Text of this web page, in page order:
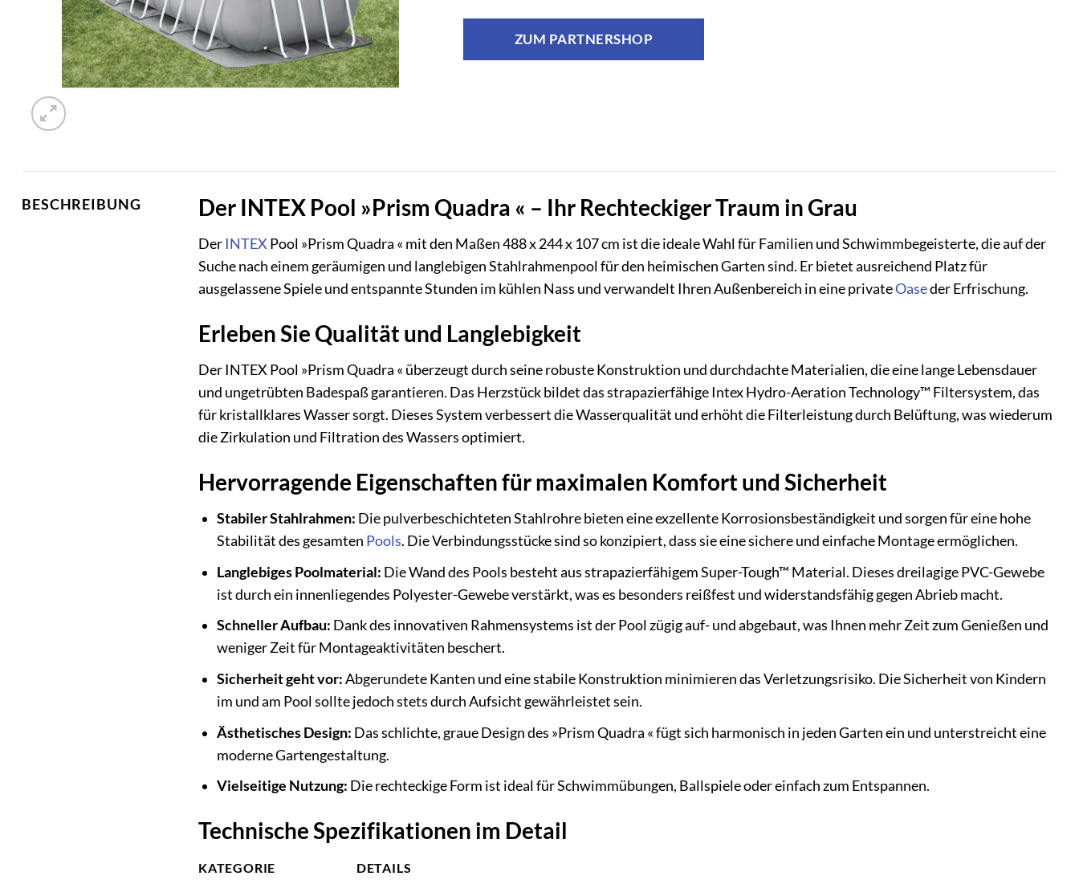
ZUM PARTNERSHOP
BESCHREIBUNG Der INTEX Pool »Prism Quadra « – Ihr Rechteckiger Traum in Grau
Der INTEXPool »Prism Quadra « mit den Maßen 488 x 244 x 107 cm ist die ideale Wahl für Familien und Schwimmbegeisterte, die auf der
Suche nach einem geräumigen und langlebigen Stahlrahmenpool für den heimischen Garten sind. Er bietet ausreichend Platz für
ausgelassene Spiele und entspannte Stunden im kühlen Nass und verwandelt Ihren Außenbereich in eine privateOaseder Erfrischung.
Erleben Sie Qualität und Langlebigkeit
Der INTEX Pool »Prism Quadra « überzeugt durch seine robuste Konstruktion und durchdachte Materialien, die eine lange Lebensdauer
und ungetrübten Badespaß garantieren. Das Herzstück bildet das strapazierfähige Intex Hydro-Aeration Technology™ Filtersystem, das
für kristallklares Wasser sorgt. Dieses System verbessert die Wasserqualität und erhöht die Filterleistung durch Belüftung, was wiederum
die Zirkulation und Filtration des Wassers optimiert.
Hervorragende Eigenschaften für maximalen Komfort und Sicherheit
Stabiler Stahlrahmen: Die pulverbeschichteten Stahlrohre bieten eine exzellente Korrosionsbeständigkeit und sorgen für eine hohe
Stabilität des gesamten Pools. Die Verbindungsstücke sind so konzipiert, dass sie eine sichere und einfache Montage ermöglichen.
Langlebiges Poolmaterial: Die Wand des Pools besteht aus strapazierfähigem Super-Tough™ Material. Dieses dreilagige PVC-Gewebe
ist durch ein innenliegendes Polyester-Gewebe verstärkt, was es besonders reißfest und widerstandsfähig gegen Abrieb macht.
Schneller Aufbau: Dank des innovativen Rahmensystems ist der Pool zügig auf- und abgebaut, was Ihnen mehr Zeit zum Genießen und
weniger Zeit für Montageaktivitäten beschert.
Sicherheit geht vor:Abgerundete Kanten und eine stabile Konstruktion minimieren das Verletzungsrisiko. Die Sicherheit von Kindern
im und am Pool sollte jedoch stets durch Aufsicht gewährleistet sein.
Ästhetisches Design: Das schlichte, graue Design des »Prism Quadra « fügt sich harmonisch in jeden Garten ein und unterstreicht eine
moderne Gartengestaltung.
Vielseitige Nutzung: Die rechteckige Form ist ideal für Schwimmübungen, Ballspiele oder einfach zum Entspannen.
Technische Spezifikationen im Detail
KATEGORIE
DETAILS